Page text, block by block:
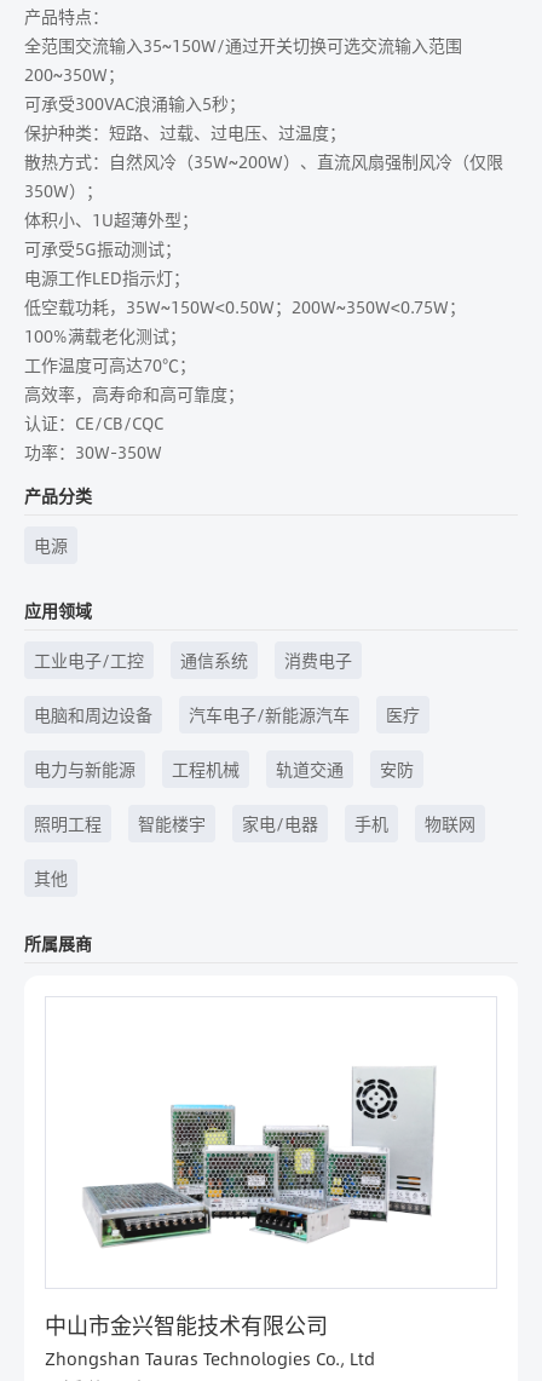
产品特点：
全范围交流输入35~150W/通过开关切换可选交流输入范围
200~350W；
可承受300VAC浪涌输入5秒；
保护种类：短路、过载、过电压、过温度；
散热方式：自然风冷（35W~200W）、直流风扇强制风冷（仅限
350W）；
体积小、1U超薄外型；
可承受5G振动测试；
电源工作LED指示灯；
低空载功耗，35W~150W<0.50W；200W~350W<0.75W；
100%满载老化测试；
工作温度可高达70℃；
高效率，高寿命和高可靠度；
认证：CE/CB/CQC
功率：30W-350W
产品分类
电源
应用领域
工业电子/工控
通信系统 消费电子
电脑和周边设备 汽车电子/新能源汽车 医疗
电力与新能源 工程机械 轨道交通 安防
照明工程 智能楼宇 家电/电器 手机 物联网
其他
所属展商
中山市金兴智能技术有限公司
Zhongshan Tauras Technologies Co., Ltd